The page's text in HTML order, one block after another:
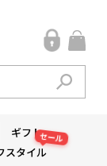
ギフト
スタイル
セール